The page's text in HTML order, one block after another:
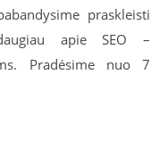
praskleisti
apie SEO –
Pradėsime nuo 7